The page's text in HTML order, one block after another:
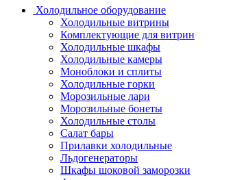
Холодильное оборудование
Холодильные витрины
Комплектующие для витрин
Холодильные шкафы
Холодильные камеры
Моноблоки и сплиты
Холодильные горки
Морозильные лари
Морозильные бонеты
Холодильные столы
Салат бары
Прилавки холодильные
Льдогенераторы
Шкафы шоковой заморозки